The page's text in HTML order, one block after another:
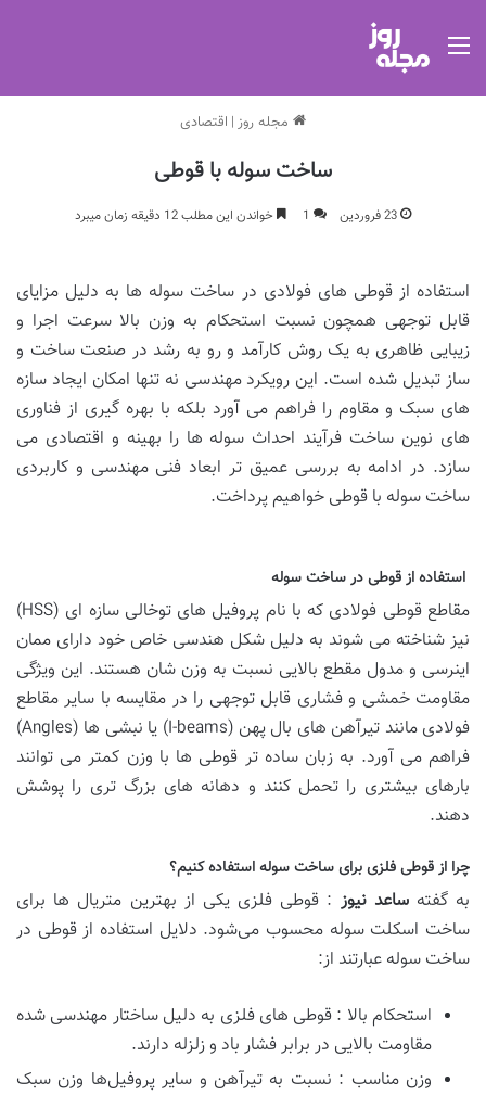
مجله روز | اقتصادی
ساخت سوله با قوطی
23 فروردین 1 خواندن این مطلب 12 دقیقه زمان میبرد
استفاده از قوطی های فولادی در ساخت سوله ها به دلیل مزایای
قابل توجهی همچون نسبت استحکام به وزن بالا سرعت اجرا و
زیبایی ظاهری به یک روش کارآمد و رو به رشد در صنعت ساخت و
ساز تبدیل شده است. این رویکرد مهندسی نه تنها امکان ایجاد سازه
های سبک و مقاوم را فراهم می آورد بلکه با بهره گیری از فناوری
های نوین ساخت فرآیند احداث سوله ها را بهینه و اقتصادی می
سازد. در ادامه به بررسی عمیق تر ابعاد فنی مهندسی و کاربردی
ساخت سوله با قوطی خواهیم پرداخت.
استفاده از قوطی در ساخت سوله
مقاطع قوطی فولادی که با نام پروفیل های توخالی سازه ای (HSS)
نیز شناخته می شوند به دلیل شکل هندسی خاص خود دارای ممان
اینرسی و مدول مقطع بالایی نسبت به وزن شان هستند. این ویژگی
مقاومت خمشی و فشاری قابل توجهی را در مقایسه با سایر مقاطع
فولادی مانند تیرآهن های بال پهن (I-beams) یا نبشی ها (Angles)
فراهم می آورد. به زبان ساده تر قوطی ها با وزن کمتر می توانند
بارهای بیشتری را تحمل کنند و دهانه های بزرگ تری را پوشش
دهند.
چرا از قوطی فلزی برای ساخت سوله استفاده کنیم؟
به گفتهساعد نیوز : قوطی فلزی یکی از بهترین متریال‌ ها برای
ساخت اسکلت سوله محسوب می‌شود. دلایل استفاده از قوطی در
ساخت سوله عبارتند از:
استحکام بالا : قوطی‌ های فلزی به دلیل ساختار مهندسی ‌شده
مقاومت بالایی در برابر فشار باد و زلزله دارند.
وزن مناسب : نسبت به تیرآهن و سایر پروفیل‌ها وزن سبک